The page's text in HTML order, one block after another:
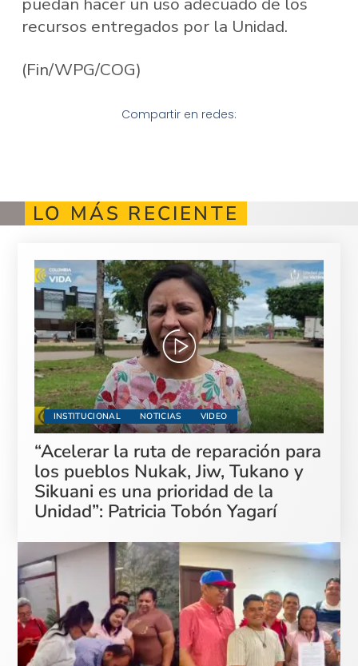
recursos entregados por la Unidad.
(Fin/WPG/COG)
Compartir en redes:
LO MÁS RECIENTE
INSTITUCIONAL NOTICIAS VIDEO
“Acelerar la ruta de reparación para
los pueblos Nukak, Jiw, Tukano y
Sikuani es una prioridad de la
Unidad”: Patricia Tobón Yagarí